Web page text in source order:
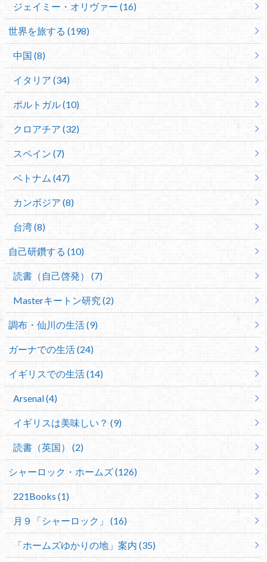
ジェイミー・オリヴァー (16)
世界を旅する (198)
中国 (8)
イタリア (34)
ポルトガル (10)
クロアチア (32)
スペイン (7)
ベトナム (47)
カンボジア (8)
台湾 (8)
自己研鑽する (10)
読書（自己啓発） (7)
Masterキートン研究 (2)
調布・仙川の生活 (9)
ガーナでの生活 (24)
イギリスでの生活 (14)
Arsenal (4)
イギリスは美味しい？ (9)
読書（英国） (2)
シャーロック・ホームズ (126)
221Books (1)
月９「シャーロック」 (16)
「ホームズゆかりの地」案内 (35)